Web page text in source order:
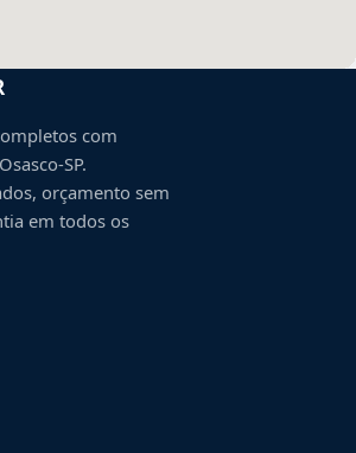
com
Osasco-SP.
orçamento sem
em todos os